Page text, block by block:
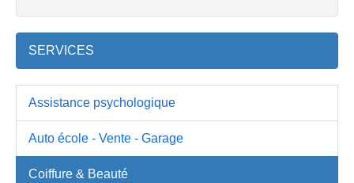
SERVICES
Assistance psychologique
Auto école - Vente - Garage
Coiffure & Beauté